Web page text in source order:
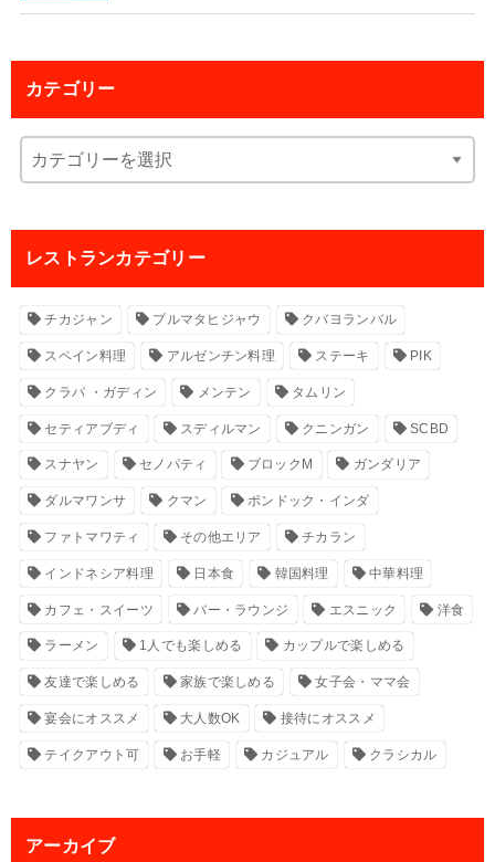
カテゴリー
レストランカテゴリー
チカジャン プルマタヒジャウ クバヨランバル
スペイン料理 アルゼンチン料理 ステーキ PIK
クラパ ・ガディン メンテン タムリン
セティアブディ スディルマン クニンガン SCBD
スナヤン セノパティ ブロックM ガンダリア
ダルマワンサ クマン ポンドック・インダ
ファトマワティ その他エリア チカラン
インドネシア料理 日本食 韓国料理 中華料理
カフェ・スイーツ バー・ラウンジ エスニック 洋食
ラーメン 1人でも楽しめる カップルで楽しめる
友達で楽しめる 家族で楽しめる 女子会・ママ会
宴会にオススメ 大人数OK 接待にオススメ
テイクアウト可 お手軽 カジュアル クラシカル
アーカイブ